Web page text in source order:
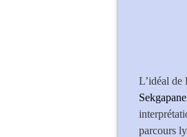
L’idéal de
Sekgapane
parcours